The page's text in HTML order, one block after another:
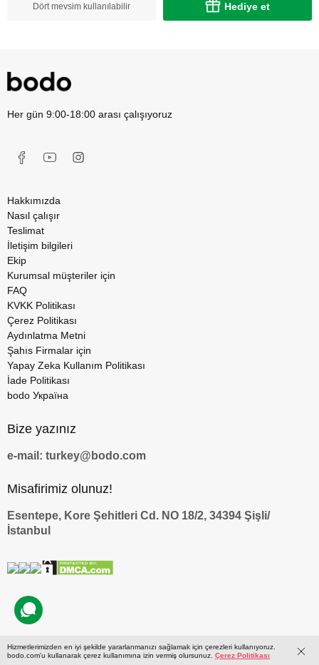
Dört mevsim kullanılabilir Hediye et
Her gün 9:00-18:00 arası çalışıyoruz
Hakkımızda
Nasıl çalışır
Teslimat
İletişim bilgileri
Ekip
Kurumsal müşteriler için
FAQ
KVKK Politikası
Çerez Politikası
Aydınlatma Metni
Şahıs Firmalar için
Yapay Zeka Kullanım Politikası
İade Politikası
bodo Україна
Bize yazınız
e-mail: turkey@bodo.com
Misafirimiz olunuz!
Esentepe, Kore Şehitleri Cd. NO 18/2, 34394 Şişli/
İstanbul
Hizmetlerimizden en iyi şekilde yararlanmanızı sağlamak için çerezleri kullanıyoruz.
bodo.com'u kullanarak çerez kullanımına izin vermiş olursunuz. Çerez Politikası